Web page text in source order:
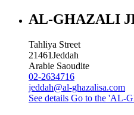
AL-GHAZALI
Tahliya Street
21461Jeddah
Arabie Saoudite
02-2634716
jeddah@al-ghazalisa.com
See details Go to the 'AL-